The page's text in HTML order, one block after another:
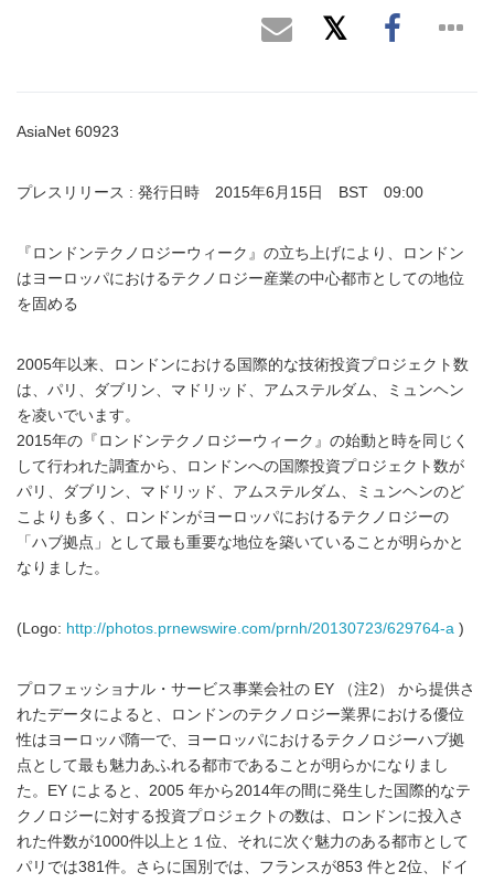
AsiaNet 60923
プレスリリース : 発行日時 2015年6月15日 BST 09:00
『ロンドンテクノロジーウィーク』の立ち上げにより、ロンドン
はヨーロッパにおけるテクノロジー産業の中心都市としての地位
を固める
2005年以来、ロンドンにおける国際的な技術投資プロジェクト数
は、パリ、ダブリン、マドリッド、アムステルダム、ミュンヘン
を凌いでいます。
2015年の『ロンドンテクノロジーウィーク』の始動と時を同じく
して行われた調査から、ロンドンへの国際投資プロジェクト数が
パリ、ダブリン、マドリッド、アムステルダム、ミュンヘンのど
こよりも多く、ロンドンがヨーロッパにおけるテクノロジーの
「ハブ拠点」として最も重要な地位を築いていることが明らかと
なりました。
(Logo: http://photos.prnewswire.com/prnh/20130723/629764-a )
プロフェッショナル・サービス事業会社の EY （注2） から提供さ
れたデータによると、ロンドンのテクノロジー業界における優位
性はヨーロッパ隋一で、ヨーロッパにおけるテクノロジーハブ拠
点として最も魅力あふれる都市であることが明らかになりまし
た。EY によると、2005 年から2014年の間に発生した国際的なテ
クノロジーに対する投資プロジェクトの数は、ロンドンに投入さ
れた件数が1000件以上と１位、それに次ぐ魅力のある都市として
パリでは381件。さらに国別では、フランスが853 件と2位、ドイ